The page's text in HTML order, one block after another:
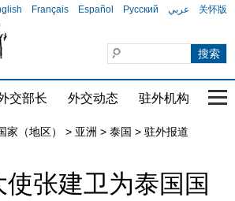
Français Español Русский عربي 关怀版
交部长 外交动态 驻外机构 国
家（地区） > 亚洲 > 泰国 > 驻外报道
张建卫为泰国国